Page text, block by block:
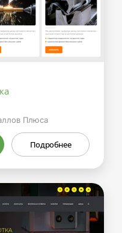
Плюса
Подробнее